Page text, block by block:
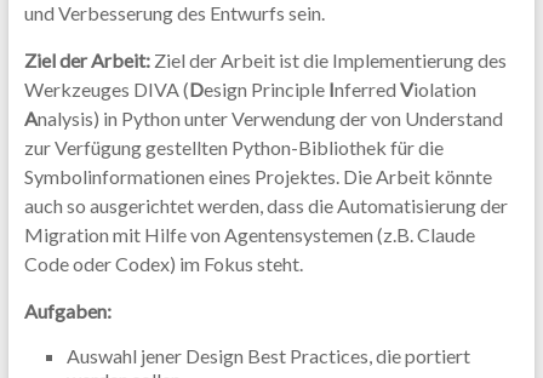
und Verbesserung des Entwurfs sein.
Ziel der Arbeit:Ziel der Arbeit ist die Implementierung des
Werkzeuges DIVA (Design Principle Inferred Violation
Analysis) in Python unter Verwendung der von Understand
zur Verfügung gestellten Python-Bibliothek für die
Symbolinformationen eines Projektes. Die Arbeit könnte
auch so ausgerichtet werden, dass die Automatisierung der
Migration mit Hilfe von Agentensystemen (z.B. Claude
Code oder Codex) im Fokus steht.
Aufgaben:
Auswahl jener Design Best Practices, die portiert